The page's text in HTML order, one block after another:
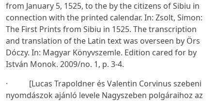
from January 5, 1525, to the by the citizens of Sibiu in
connection with the printed calendar. In: Zsolt, Simon:
The First Prints from Sibiu in 1525. The transcription
and translation of the Latin text was overseen by Örs
Dóczy. In: Magyar Könyvszemle. Edition cared for by
István Monok. 2009/no. 1, p. 3-4.
· [Lucas Trapoldner és Valentin Corvinus szebeni
nyomdászok ajánló levele Nagyszeben polgáraihoz az